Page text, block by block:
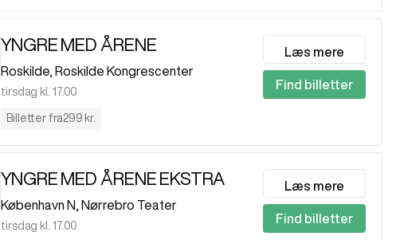
YNGRE MED ÅRENE
Roskilde Roskilde Kongrescenter
tirsdag kl. 17.00
Billetter fra299 kr.
Læs mere
Find billetter
YNGRE MED ÅRENE EKSTRA
København N Nørrebro Teater
tirsdag kl. 17.00
Læs mere
Find billetter